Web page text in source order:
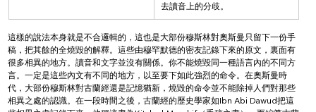
去讀音上的分歧。
這樣的說法本身就是不合邏輯的，這也是大部份穆斯林對奧斯曼只留下一份手
稿，把其餘的全燒毀的解釋。這些由穆罕默德的密友記錄下來的原文，裏面有
很多相異的地方。讀音和文字並沒有關係。你不能燒毀同一種語言內的不同方
言。一定是這些內文有不同的地方，以至要下如此強烈的命令。在奧斯曼時
代，大部份穆斯林對古蘭經還是記憶猶新，燒毀的命令並不能除掉人們對那些
相異之處的認識。在一段時間之後，古蘭經的歷史學家如Ibn Abi Dawud把這